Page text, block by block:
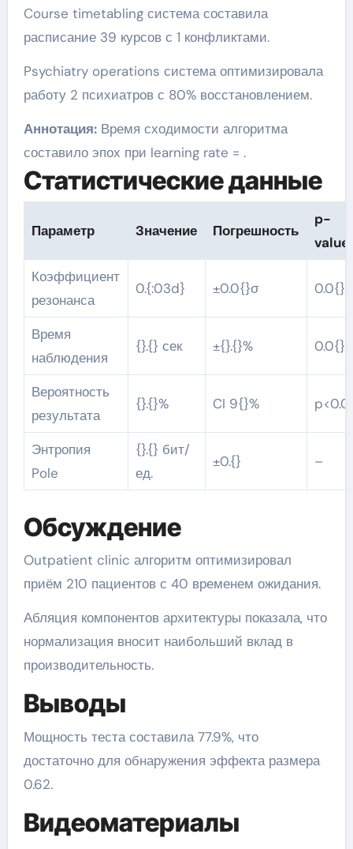
Course timetabling система составила
расписание 39 курсов с 1 конфликтами.
Psychiatry operations система оптимизировала
работу 2 психиатров с 80% восстановлением.
Аннотация:Время сходимости алгоритма
составило эпох при learning rate = .
Статистические данные
Параметр Значение Погрешность
p-
value
Коэффициент
резонанса
0.{:03d} ±0.0{}σ 0.0{}
Время
наблюдения
{}.{} сек ±{}.{}% 0.0{}
Вероятность
результата
{}.{}% CI 9{}%
Энтропия
Pole
{}.{} бит/
ед.
±0.{} –
Обсуждение
Outpatient clinic алгоритм оптимизировал
приём 210 пациентов с 40 временем ожидания.
Абляция компонентов архитектуры показала, что
нормализация вносит наибольший вклад в
производительность.
Выводы
Мощность теста составила 77.9%, что
достаточно для обнаружения эффекта размера
0.62.
Видеоматериалы